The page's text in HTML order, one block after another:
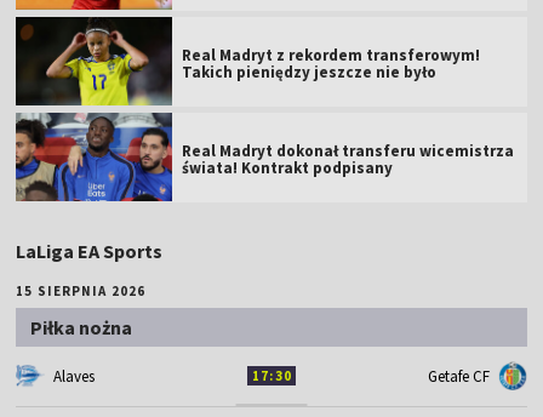
Real Madryt z rekordem transferowym!
Takich pieniędzy jeszcze nie było
Real Madryt dokonał transferu wicemistrza
świata! Kontrakt podpisany
LaLiga EA Sports
15 SIERPNIA 2026
Piłka nożna
Alaves 17:30 Getafe CF